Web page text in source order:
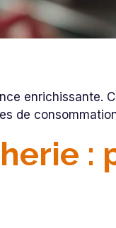
enrichissante.
de
: